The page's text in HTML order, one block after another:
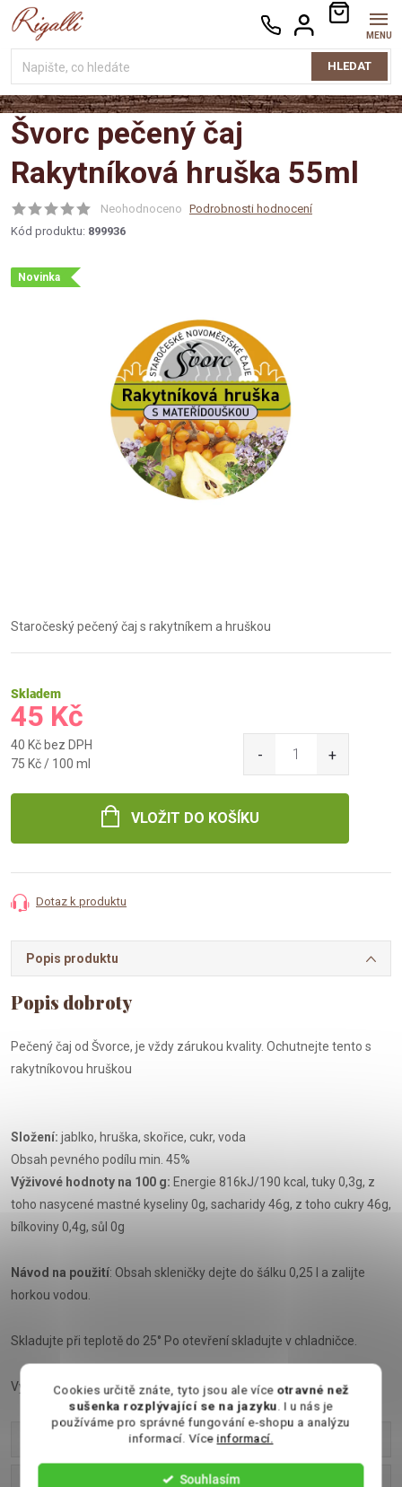
Cookies určitě znáte, tyto jsou ale více otravné než
sušenka rozplývající se na jazyku . I u nás je
používáme pro správné fungování e-shopu a analýzu
informací. Víceinformací.
Souhlasím
Přejít
na
HLEDAT
NÁKUPNÍ
KOŠÍK
Švorc pečený čaj
Rakytníková hruška 55ml
Neohodnoceno Podrobnosti hodnocení
Kód produktu: 899936
Novinka
Staročeský pečený čaj s rakytníkem a hruškou
Skladem
45 Kč
40 Kč bez DPH
Měrná
75 Kč / 100 ml
VLOŽIT DO KOŠÍKU
Dotaz k produktu
Popis produktu
Pečený čaj od Švorce, je vždy zárukou kvality. Ochutnejte tento s
rakytníkovou hruškou
Složení: jablko, hruška, skořice, cukr, voda
Obsah pevného podílu min. 45%
Výživové hodnoty na 100 g: Energie 816kJ/190 kcal, tuky 0,3g, z
toho nasycené mastné kyseliny 0g, sacharidy 46g, z toho cukry 46g,
bílkoviny 0,4g, sůl 0g
Návod na použití: Obsah skleničky dejte do šálku 0,25 l a zalijte
horkou vodou.
Skladujte při teplotě do 25° Po otevření skladujte v chladničce.
Výrobce: Milan Švorc, Vršovka 41, 549 01 Nové Město nad Metují
Parametry produktu